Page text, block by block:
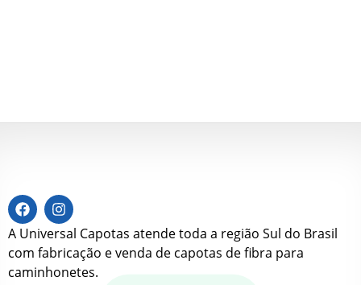
A Universal Capotas atende toda a região Sul do Brasil
com fabricação e venda de capotas de fibra para
caminhonetes.